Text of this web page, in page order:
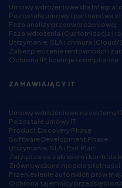
Umowy wdrożeniowe dla
Pozostałe umowy i partnerstwa
Faza analizy przedwdrożeniowej
Faza wdrożenia (Customizacja i
Utrzymanie, SLA i chmura (Cloud/
Zabezpieczenie rentowności i
Ochrona IP, licencje i compliance
ZAMAWIAJĄCY IT
Umowy wdrożeniowe na systemy
Pozostałe umowy IT
Product Discovery Phase
Software Development Phase
Utrzymanie, SLA i Exit Plan
Zarządzanie zakresem i kontrola
Zrównoważone modele płatności
Przeniesienie autorskich praw
Ochrona tajemnicy